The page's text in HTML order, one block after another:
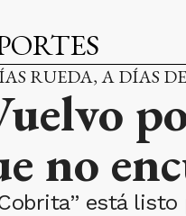
RUEDA, A DÍAS
no
está